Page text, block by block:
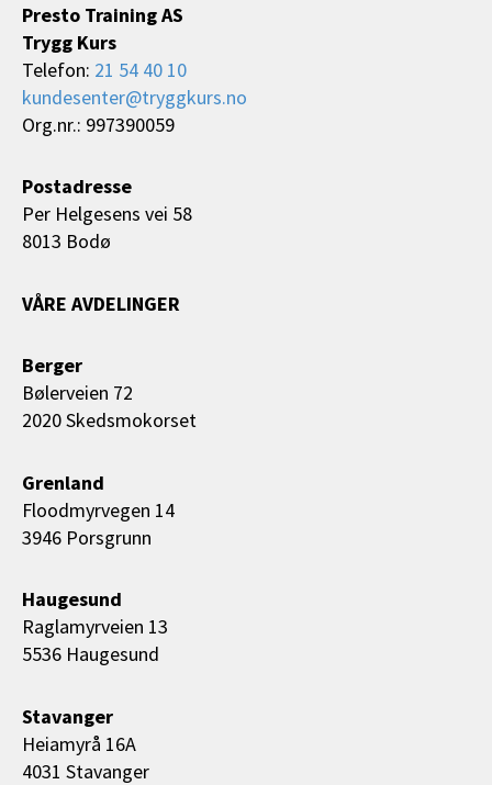
Presto Training AS
Trygg Kurs
Telefon: 21 54 40 10
kundesenter@tryggkurs.no
Org.nr.: 997390059
Postadresse
Per Helgesens vei 58
8013 Bodø
VÅRE AVDELINGER
Berger
Bølerveien 72
2020 Skedsmokorset
Grenland
Floodmyrvegen 14
3946 Porsgrunn
Haugesund
Raglamyrveien 13
5536 Haugesund
Stavanger
Heiamyrå 16A
4031 Stavanger